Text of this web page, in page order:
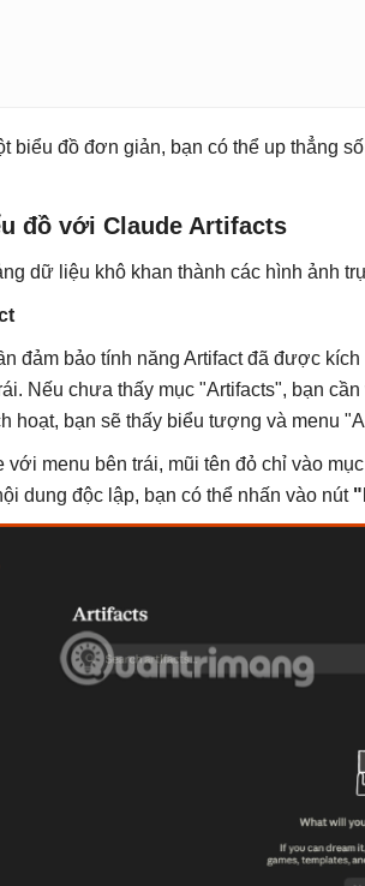
biểu đồ đơn giản, bạn có thể up thẳng
đồ với Claude Artifacts
dữ liệu khô khan thành các hình ảnh
đảm bảo tính năng Artifact đã được
Nếu chưa thấy mục "Artifacts", bạn
hoạt, bạn sẽ thấy biểu tượng và menu
với menu bên trái, mũi tên đỏ chỉ vào mục
dung độc lập, bạn có thể nhấn vào nút